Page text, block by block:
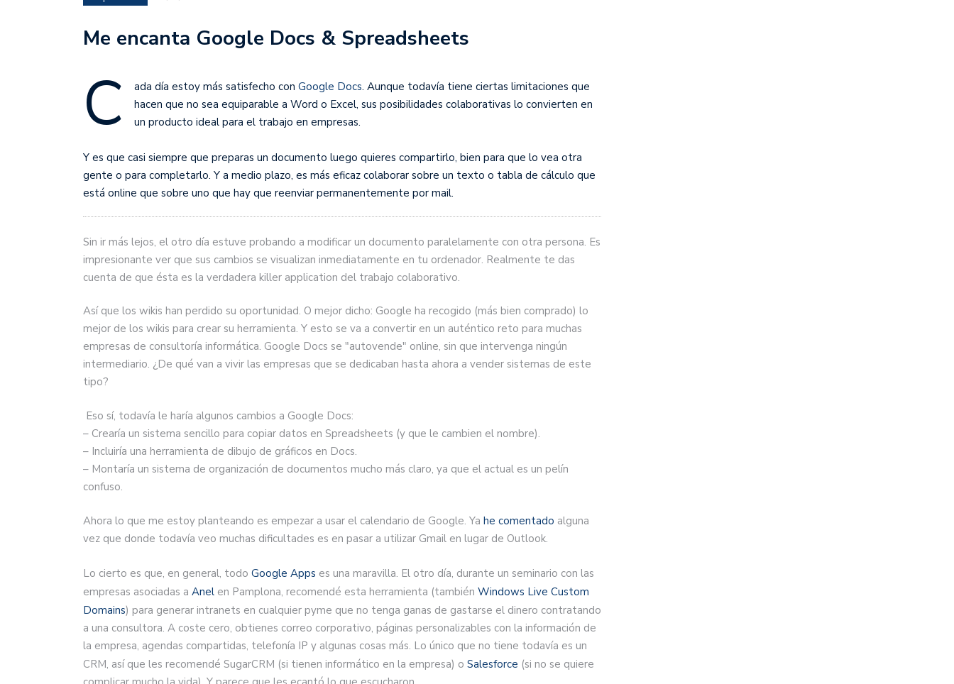
Me encanta Google Docs & Spreadsheets
C ada día estoy más satisfecho con Google Docs. Aunque todavía tiene ciertas limitaciones que
hacen que no sea equiparable a Word o Excel, sus posibilidades colaborativas lo convierten en
un producto ideal para el trabajo en empresas.
Y es que casi siempre que preparas un documento luego quieres compartirlo, bien para que lo vea otra
gente o para completarlo. Y a medio plazo, es más eficaz colaborar sobre un texto o tabla de cálculo que
está online que sobre uno que hay que reenviar permanentemente por mail.
Sin ir más lejos, el otro día estuve probando a modificar un documento paralelamente con otra persona. Es
impresionante ver que sus cambios se visualizan inmediatamente en tu ordenador. Realmente te das
cuenta de que ésta es la verdadera killer application del trabajo colaborativo.
Así que los wikis han perdido su oportunidad. O mejor dicho: Google ha recogido (más bien comprado) lo
mejor de los wikis para crear su herramienta. Y esto se va a convertir en un auténtico reto para muchas
empresas de consultoría informática. Google Docs se "autovende" online, sin que intervenga ningún
intermediario. ¿De qué van a vivir las empresas que se dedicaban hasta ahora a vender sistemas de este
tipo?
Eso sí, todavía le haría algunos cambios a Google Docs:
– Crearía un sistema sencillo para copiar datos en Spreadsheets (y que le cambien el nombre).
– Incluiría una herramienta de dibujo de gráficos en Docs.
– Montaría un sistema de organización de documentos mucho más claro, ya que el actual es un pelín
confuso.
Ahora lo que me estoy planteando es empezar a usar el calendario de Google. Ya he comentado alguna
vez que donde todavía veo muchas dificultades es en pasar a utilizar Gmail en lugar de Outlook.
Lo cierto es que, en general, todo Google Apps es una maravilla. El otro día, durante un seminario con las
empresas asociadas a Anel en Pamplona, recomendé esta herramienta (también Windows Live Custom
Domains) para generar intranets en cualquier pyme que no tenga ganas de gastarse el dinero contratando
a una consultora. A coste cero, obtienes correo corporativo, páginas personalizables con la información de
la empresa, agendas compartidas, telefonía IP y algunas cosas más. Lo único que no tiene todavía es un
CRM, así que les recomendé SugarCRM (si tienen informático en la empresa) o Salesforce (si no se quiere